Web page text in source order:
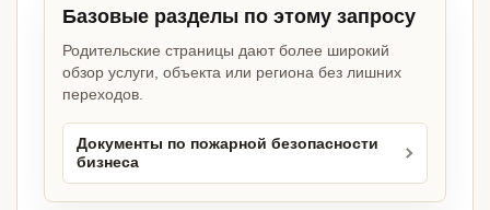
Базовые разделы по этому запросу
Родительские страницы дают более широкий
обзор услуги, объекта или региона без лишних
переходов.
Документы по пожарной безопасности
бизнеса